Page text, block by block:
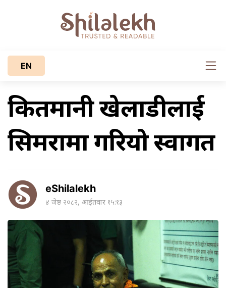
EN
किर्तिमानी खेलाडीलाई
सिमरामा गरियो स्वागत
eShilalekh
४ जेष्ठ २०८२, आईतवार १५:१३